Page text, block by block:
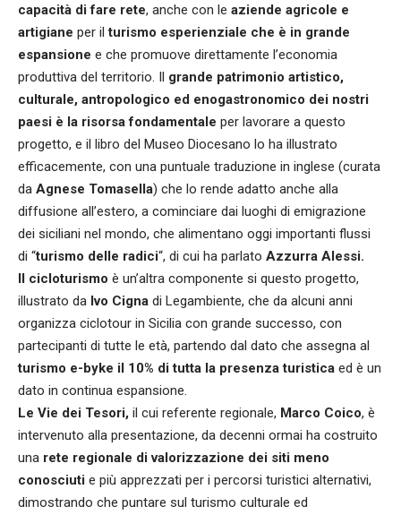
capacità di fare rete, anche con le aziende agricole e
artigiane per ilturismo esperienziale che è in grande
espansione e che promuove direttamente l’economia
produttiva del territorio. Il grande patrimonio artistico,
culturale, antropologico ed enogastronomico dei nostri
paesi è la risorsa fondamentale per lavorare a questo
progetto, e il libro del Museo Diocesano lo ha illustrato
efficacemente, con una puntuale traduzione in inglese (curata
da Agnese Tomasella) che lo rende adatto anche alla
diffusione all’estero, a cominciare dai luoghi di emigrazione
dei siciliani nel mondo, che alimentano oggi importanti flussi
di “turismo delle radici“, di cui ha parlato Azzurra Alessi.
Il cicloturismo è un’altra componente si questo progetto,
illustrato da Ivo Cigna di Legambiente, che da alcuni anni
organizza ciclotour in Sicilia con grande successo, con
partecipanti di tutte le età, partendo dal dato che assegna al
turismo e-byke il 10% di tutta la presenza turistica ed è un
dato in continua espansione.
Le Vie dei Tesori, il cui referente regionale, Marco Coico, è
intervenuto alla presentazione, da decenni ormai ha costruito
una rete regionale di valorizzazione dei siti meno
conosciuti e più apprezzati per i percorsi turistici alternativi,
dimostrando che puntare sul turismo culturale ed